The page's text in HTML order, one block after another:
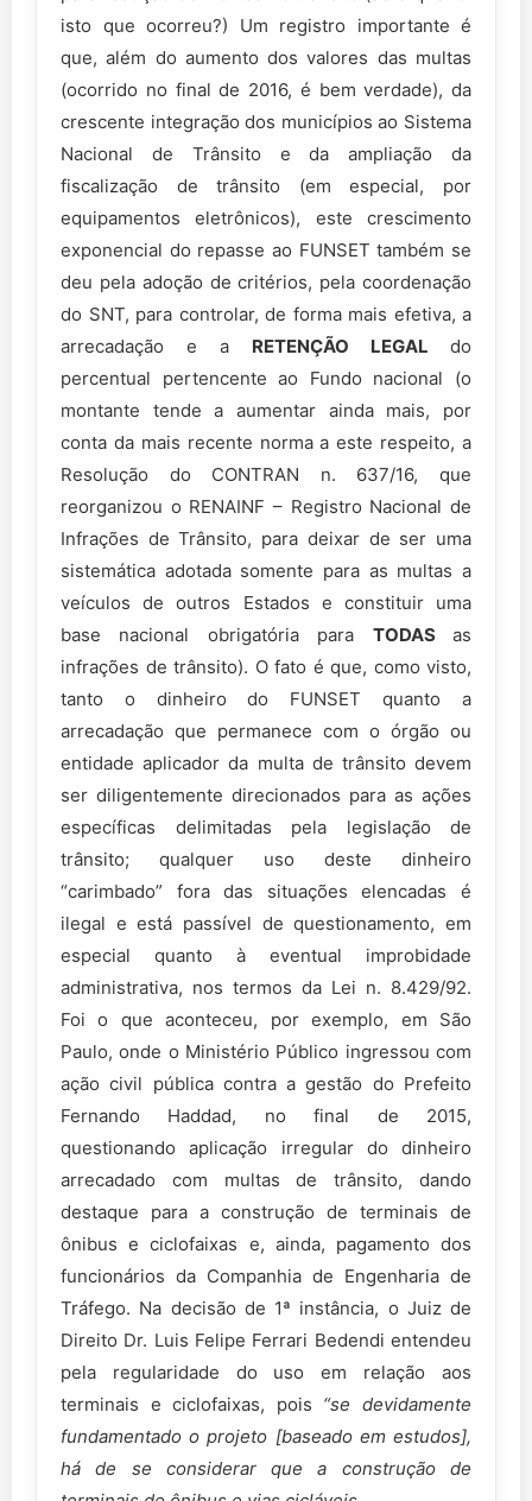
isto que ocorreu?) Um registro importante é
que, além do aumento dos valores das multas
(ocorrido no final de 2016, é bem verdade), da
crescente integração dos municípios ao Sistema
Nacional de Trânsito e da ampliação da
fiscalização de trânsito (em especial, por
equipamentos eletrônicos), este crescimento
exponencial do repasse ao FUNSET também se
deu pela adoção de critérios, pela coordenação
do SNT, para controlar, de forma mais efetiva, a
arrecadação e a RETENÇÃO LEGAL do
percentual pertencente ao Fundo nacional (o
montante tende a aumentar ainda mais, por
conta da mais recente norma a este respeito, a
Resolução do CONTRAN n. 637/16, que
reorganizou o RENAINF – Registro Nacional de
Infrações de Trânsito, para deixar de ser uma
sistemática adotada somente para as multas a
veículos de outros Estados e constituir uma
base nacional obrigatória para TODASas
infrações de trânsito). O fato é que, como visto,
tanto o dinheiro do FUNSET quanto a
arrecadação que permanece com o órgão ou
entidade aplicador da multa de trânsito devem
ser diligentemente direcionados para as ações
específicas delimitadas pela legislação de
trânsito; qualquer uso deste dinheiro
“carimbado” fora das situações elencadas é
ilegal e está passível de questionamento, em
especial quanto à eventual improbidade
administrativa, nos termos da Lei n. 8.429/92.
Foi o que aconteceu, por exemplo, em São
Paulo, onde o Ministério Público ingressou com
ação civil pública contra a gestão do Prefeito
Fernando Haddad, no final de 2015,
questionando aplicação irregular do dinheiro
arrecadado com multas de trânsito, dando
destaque para a construção de terminais de
ônibus e ciclofaixas e, ainda, pagamento dos
funcionários da Companhia de Engenharia de
Tráfego. Na decisão de 1ª instância, o Juiz de
Direito Dr. Luis Felipe Ferrari Bedendi entendeu
pela regularidade do uso em relação aos
terminais e ciclofaixas, pois “se devidamente
fundamentado o projeto [baseado em estudos],
há de se considerar que a construção de